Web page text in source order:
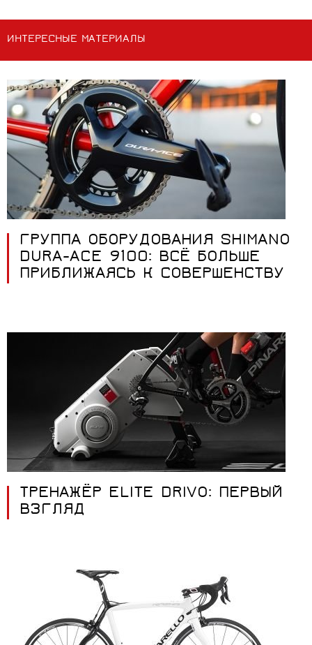
ИНТЕРЕСНЫЕ МАТЕРИАЛЫ
ГРУППА ОБОРУДОВАНИЯ SHIMANO
DURA-ACE 9100: ВСЁ БОЛЬШЕ
ПРИБЛИЖАЯСЬ К СОВЕРШЕНСТВУ
ТРЕНАЖЁР ELITE DRIVO: ПЕРВЫЙ
ВЗГЛЯД